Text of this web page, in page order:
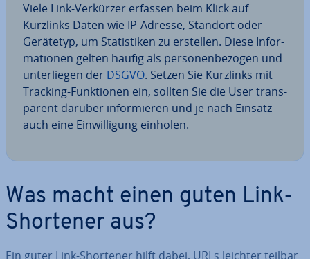
Viele Link-Verkürzer erfassen beim Klick auf
Kurzlinks Daten wie IP-Adresse, Standort oder
Gerätetyp, um Sta­tis­ti­ken zu erstellen. Diese In­for­
ma­tio­nen gelten häufig als per­so­nen­be­zo­gen und
un­ter­lie­gen der DSGVO. Setzen Sie Kurzlinks mit
Tracking-Funk­tio­nen ein, sollten Sie die User trans­
pa­rent darüber in­for­mie­ren und je nach Einsatz
auch eine Ein­wil­li­gung einholen.
Was macht einen guten Link-
Shortener aus?
Ein guter Link-Shortener hilft dabei, URLs leichter teilbar